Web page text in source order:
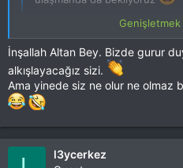
Genişletmek
Tolgacım hedef bizim meydan
yok beraber kol kola uçacağız
Genişletmek
İnşallah Altan Bey. Bizde gurur
alkışlayacağız sizi.
Ama yinede siz ne olur ne olmaz
l3ycerkez